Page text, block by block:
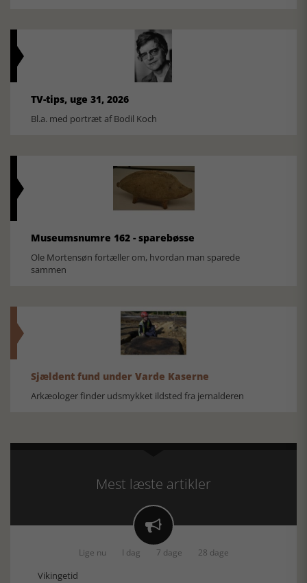
TV-tips, uge 31, 2026
Bl.a. med portræt af Bodil Koch
Museumsnumre 162 - sparebøsse
Ole Mortensøn fortæller om, hvordan man sparede
sammen
Sjældent fund under Varde Kaserne
Arkæologer finder udsmykket ildsted fra jernalderen
Mest læste artikler

Lige nu I dag 7 dage 28 dage
Vikingetid